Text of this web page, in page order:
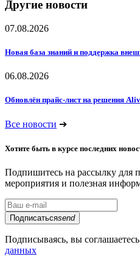
Другие новости
07.08.2026
Новая база знаний и поддержка
06.08.2026
Обновлён прайс-лист на решения
Все новости ➔
Хотите быть в курсе последних
Подпишитесь на рассылку для
мероприятия и полезная
Подписатьсяsend
Подписываясь, вы
данных